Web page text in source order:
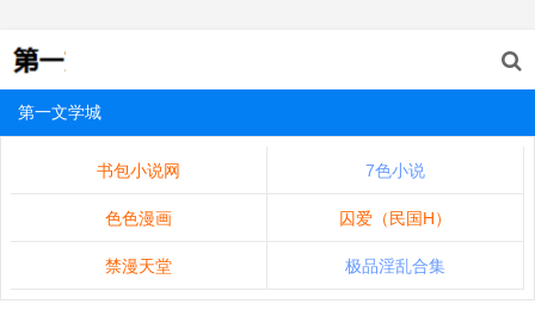
第一文学城
书包小说网 7色小说
色色漫画 囚爱（民国H）
禁漫天堂 极品淫乱合集